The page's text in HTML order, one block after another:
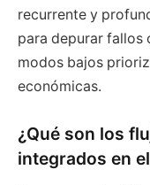
recurrente y
para depurar fallos
modos bajos
económicas.
¿Qué son los
integrados en